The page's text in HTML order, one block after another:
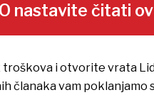
nastavite čitati
i otvorite vrata
članaka vam poklanjamo